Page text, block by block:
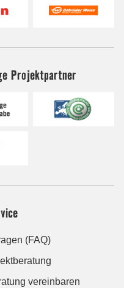
Projektpartner
(FAQ)
vereinbaren